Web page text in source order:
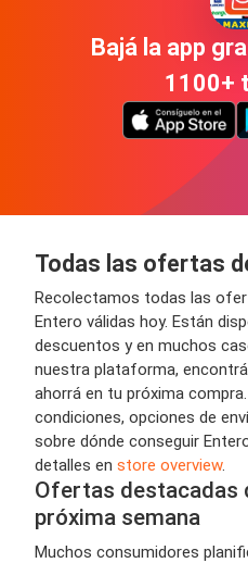
Bajá la app
1100+
Todas las ofertas
Recolectamos todas las
Entero válidas hoy. Están
descuentos y en muchos
nuestra plataforma,
ahorrá en tu próxima
condiciones, opciones de
sobre dónde conseguir
detalles en store overview.
Ofertas destacadas
próxima semana
Muchos consumidores